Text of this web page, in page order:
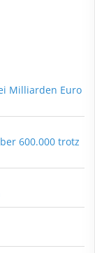
Milliarden Euro
600.000 trotz